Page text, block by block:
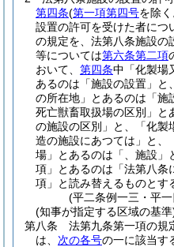
第四条(第一項第四号を除
設置の許可を受けた者につ
の規定を、法第八条施設の
等については第六条第二項
おいて、 第四条中「化製場
あるのは「施設の設置」と
の所在地」とあるのは「施
死亡獣畜取扱場の区別」と
の施設の区別」と、「化製
造の施設にあつては」と、
場」とあるのは「、施設」
項」とあるのは「法第八条
項」と読み替えるものとす
(平二条例一三・平
(知事が指定する区域の基準
第八条
法第九条第一項の規
は、 次の各号の一に該当す